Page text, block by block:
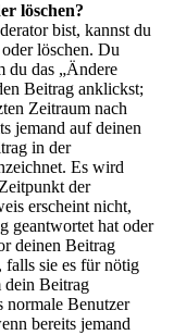
löschen?
bist, kannst du
löschen. Du
du das „Ändere
Beitrag anklickst;
Zeitraum nach
jemand auf deinen
in der
Es wird
der
erscheint nicht,
geantwortet hat oder
deinen Beitrag
falls sie es für nötig
dein Beitrag
normale Benutzer
bereits jemand